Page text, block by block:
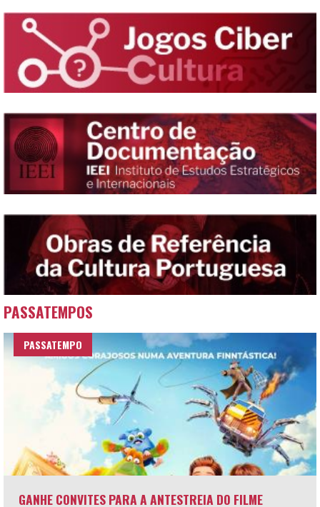
PASSATEMPOS
PASSATEMPO
GANHE CONVITES PARA A ANTESTREIA DO FILME